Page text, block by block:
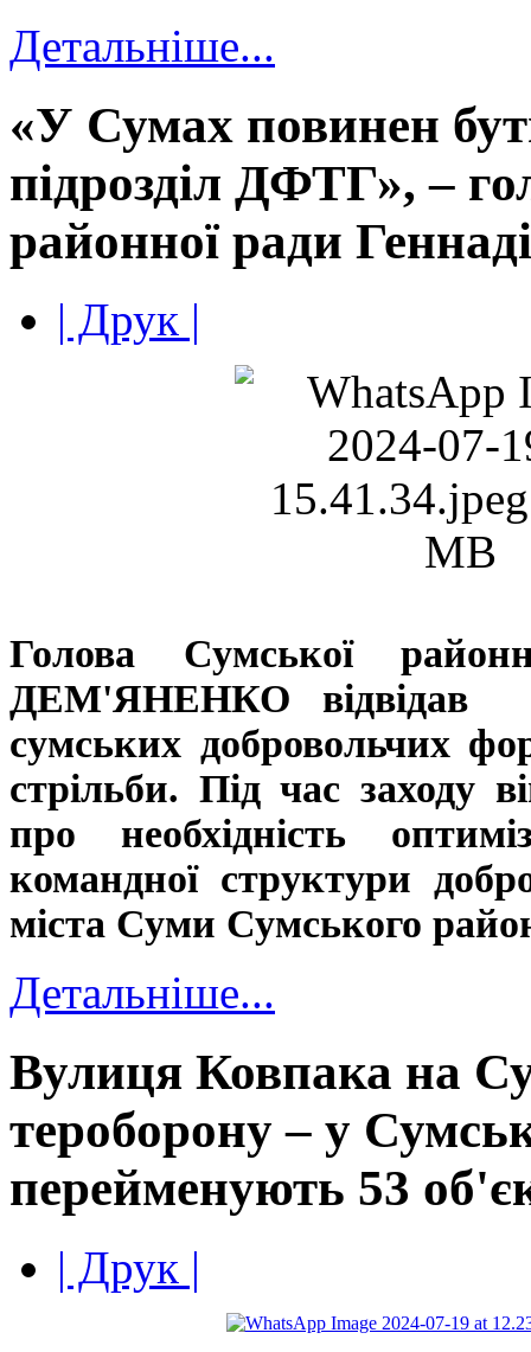
Детальніше...
«У Сумах повинен
підрозділ ДФТГ», –
районної ради
| Друк |
Голова Сумської
ДЕМ'ЯНЕНКО відвідав
сумських добровольчих
стрільби. Під час заходу
про необхідність
командної структури
міста Суми Сумського
Детальніше...
Вулиця Ковпака на
тероборону – у
перейменують 53
| Друк |